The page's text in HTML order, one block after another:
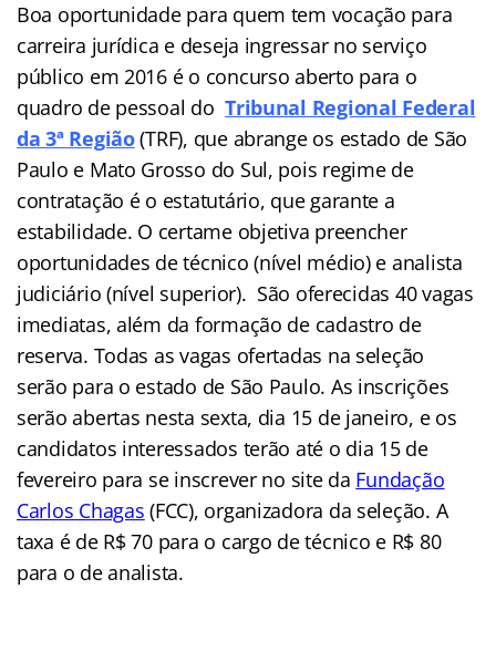
Boa oportunidade para quem tem vocação para
carreira jurídica e deseja ingressar no serviço
público em 2016 é o concurso aberto para o
quadro de pessoal doTribunal Regional Federal
da 3ª Região(TRF), que abrange os estado de São
Paulo e Mato Grosso do Sul, pois regime de
contratação é o estatutário, que garante a
estabilidade. O certame objetiva preencher
oportunidades de técnico (nível médio) e analista
judiciário (nível superior). São oferecidas 40 vagas
imediatas, além da formação de cadastro de
reserva. Todas as vagas ofertadas na seleção
serão para o estado de São Paulo. As inscrições
serão abertas nesta sexta, dia 15 de janeiro, e os
candidatos interessados terão até o dia 15 de
fevereiro para se inscrever no site da Fundação
Carlos Chagas (FCC), organizadora da seleção. A
taxa é de R$ 70 para o cargo de técnico e R$ 80
para o de analista.